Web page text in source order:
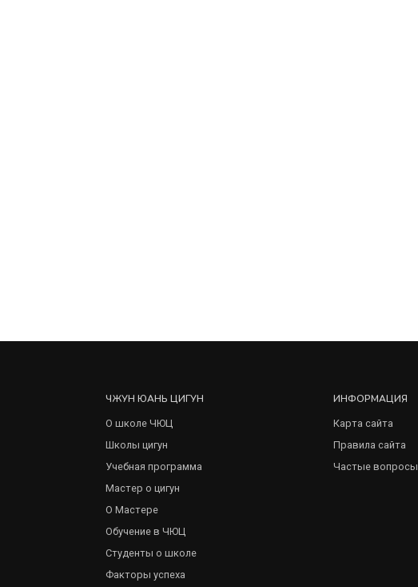
ЧЖУН ЮАНЬ ЦИГУН
О школе ЧЮЦ
Школы цигун
Учебная программа
Мастер о цигун
О Мастере
Обучение в ЧЮЦ
Студенты о школе
Факторы успеха
ИНФОРМАЦИЯ
Карта сайта
Правила сайта
Частые вопросы